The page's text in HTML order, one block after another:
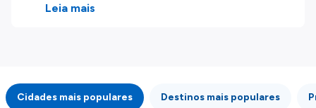
produtos disponíveis no nosso website são
integridade ou pela precisão da informação
publicada, por isso verifique com atenção todas
Leia mais
Cidades mais populares Destinos mais populares